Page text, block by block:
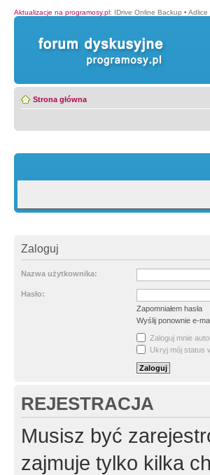
Aktualizacje na programosy.pl: IDrive Online Backup • Adlice
Strona główna
Zaloguj
Nazwa użytkownika:
Hasło:
Zapomniałem hasła
Wyślij ponownie e-
Zaloguj mnie
Ukryj mój status
REJESTRACJA
Musisz być
zajmuje tylko kilka